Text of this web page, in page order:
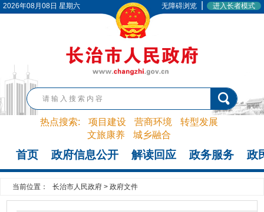
2026年08月08日 星期六 无障碍浏览 进入长者模式
热点搜索: 项目建设 营商环境
转型发展
文旅康养
城乡融合
首页 政府信息公开 解读回应 政务服务 政
当前位置： 长治市人民政府 > 政府文件